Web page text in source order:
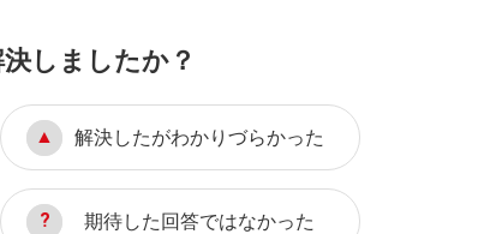
しましたか？
解決したがわかりづらかった
期待した回答ではなかった